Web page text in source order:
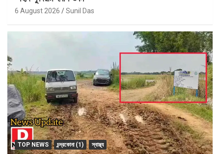
6 August 2026 Sunil Das
TOP NEWS চন্দ্রকোনা (1) স্বাস্থ্য